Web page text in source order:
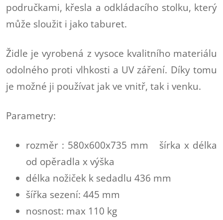
područkami, křesla a odkládacího stolku, který
může sloužit i jako taburet.
Židle je vyrobená z vysoce kvalitního materiálu
odolného proti vlhkosti a UV záření. Díky tomu
je možné ji používat jak ve vnitř, tak i venku.
Parametry:
rozměr : 580x600x735 mm šírka x délka
od opěradla x výška
délka nožiček k sedadlu 436 mm
šířka sezení: 445 mm
nosnost: max 110 kg